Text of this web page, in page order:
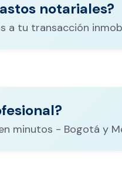
notariales?
a tu transacción
CALCULADORA
minutos - Bogotá y